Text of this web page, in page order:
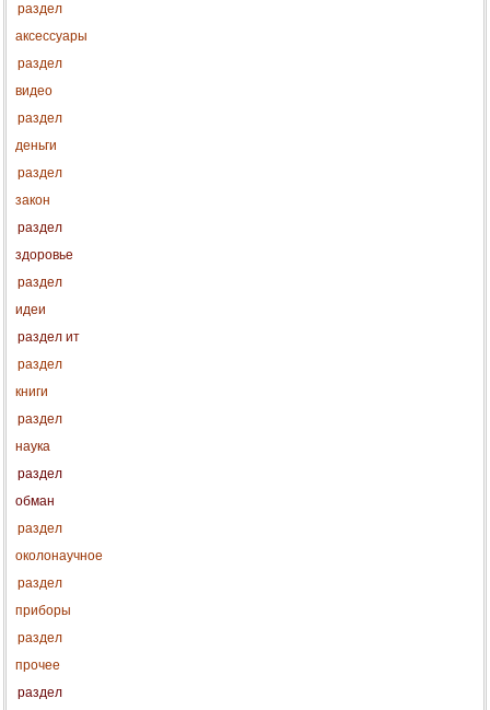
раздел
аксессуары
раздел
видео
раздел
деньги
раздел
закон
раздел
здоровье
раздел
идеи
раздел ит
раздел
книги
раздел
наука
раздел
обман
раздел
околонаучное
раздел
приборы
раздел
прочее
раздел